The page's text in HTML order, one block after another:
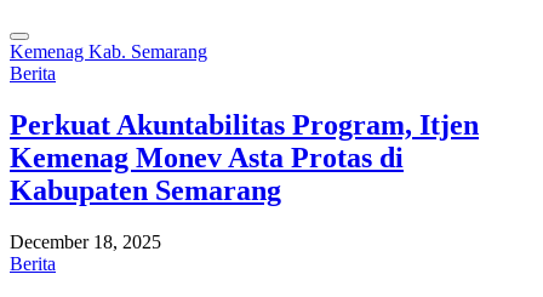
Kemenag Kab. Semarang
Berita
Perkuat Akuntabilitas Program, Itjen
Kemenag Monev Asta Protas di
Kabupaten Semarang
December 18, 2025
Berita